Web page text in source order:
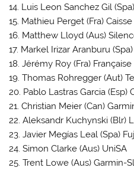
14. Luis Leon Sanchez Gil
15. Mathieu Perget (Fra)
16. Matthew Lloyd (Aus)
17. Markel Irizar Aranburu
18. Jérémy Roy (Fra)
19. Thomas Rohregger (Aut)
20. Pablo Lastras Garcia (Esp)
21. Christian Meier (Can)
22. Aleksandr Kuchynski (Blr)
23. Javier Megías Leal (Spa)
24. Simon Clarke (Aus) UniSA
25. Trent Lowe (Aus) Garmin-